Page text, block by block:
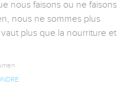
nous faisons ou ne faisons
nous ne sommes plus
plus que la nourriture et